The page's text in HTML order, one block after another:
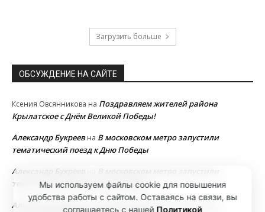
Загрузить больше
ОБСУЖДЕНИЕ НА САЙТЕ
Ксения Овсянникова на Поздравляем жителей района
Крылатское с Днём Великой Победы!
Александр Букреевна В московском метро запустили
тематический поезд к Дню Победы
Александр Букреев
В московском метро запустили
тематический поезд к Дню Победы
Александр Букреев
В московском метро запустили
Мы используем файлы cookie для повышения
удобства работы с сайтом. Оставаясь на связи, вы
соглашаетесь с нашей Политикой